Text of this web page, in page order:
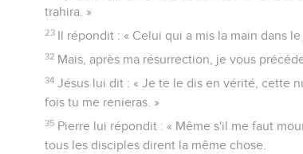
trahira. »
23 Il répondit : « Celui qui a mis la main dans
32 Mais, après ma résurrection, je vous
34 Jésus lui dit : « Je te le dis en vérité, cette
fois tu me renieras. »
35 Pierre lui répondit : « Même s'il me faut
tous les disciples dirent la même chose.